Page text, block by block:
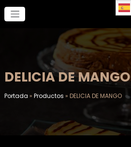
contenido
DELICIA DE MANGO
Portada » Productos » DELICIA DE MANGO